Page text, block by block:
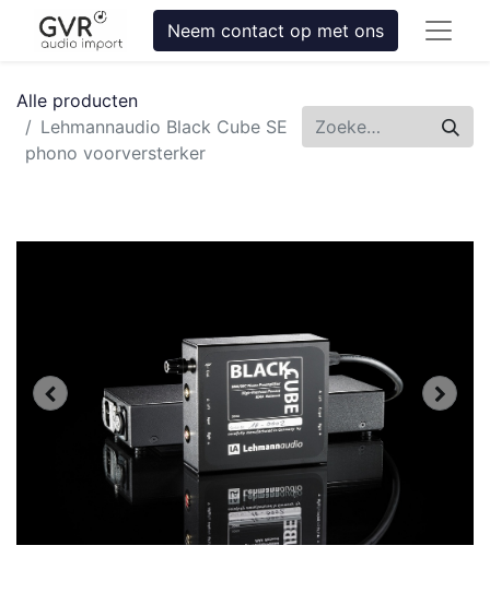
Neem contact op met ons
Alle producten
Lehmannaudio Black Cube SE
phono voorversterker